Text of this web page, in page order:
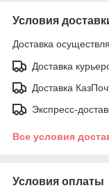
Условия
Доставка
Доставка
Доставка
Экспресс-
Все условия
Условия оплаты